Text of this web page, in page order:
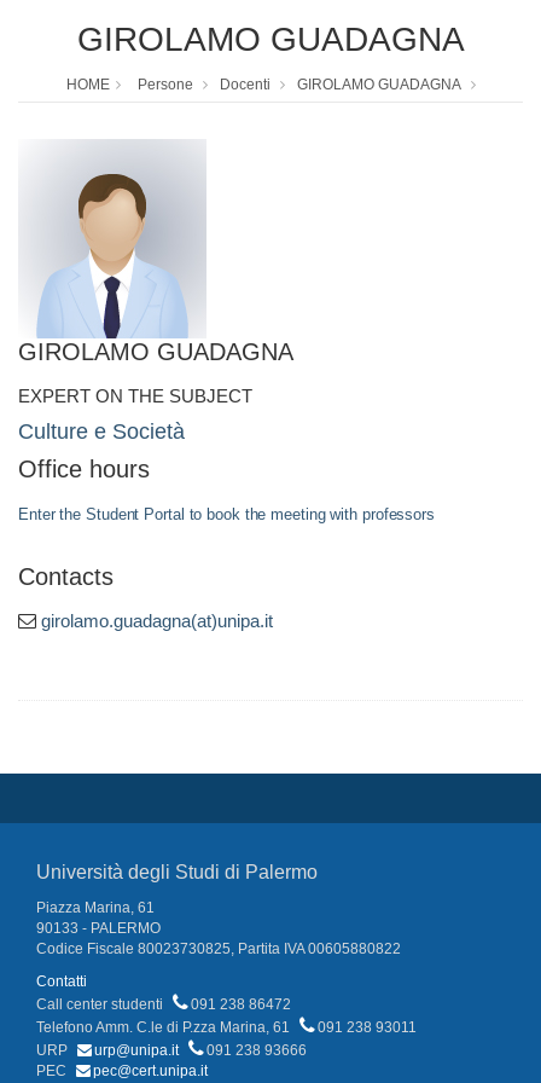
GIROLAMO GUADAGNA
HOME Persone Docenti GIROLAMO GUADAGNA
GIROLAMO GUADAGNA
EXPERT ON THE SUBJECT
Culture e Società
Office hours
Enter the Student Portal to book the meeting with professors
Contacts
girolamo.guadagna(at)unipa.it
Università degli Studi di Palermo
Piazza Marina, 61
90133 - PALERMO
Codice Fiscale 80023730825, Partita IVA 00605880822
Contatti
Call center studenti
091 238 86472
Telefono Amm. C.le di P.zza Marina, 61
091 238 93011
URP
urp@unipa.it
091 238 93666
PEC
pec@cert.unipa.it